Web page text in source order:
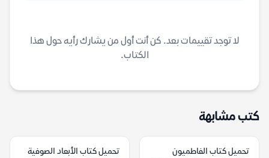
لا توجد تقييمات بعد. كن أنت أول من يشارك رأيه حول هذا
الكتاب.
كتب مشابهة
تحميل كتاب الفاطميون
تحميل كتاب الأبعاد الصوفية